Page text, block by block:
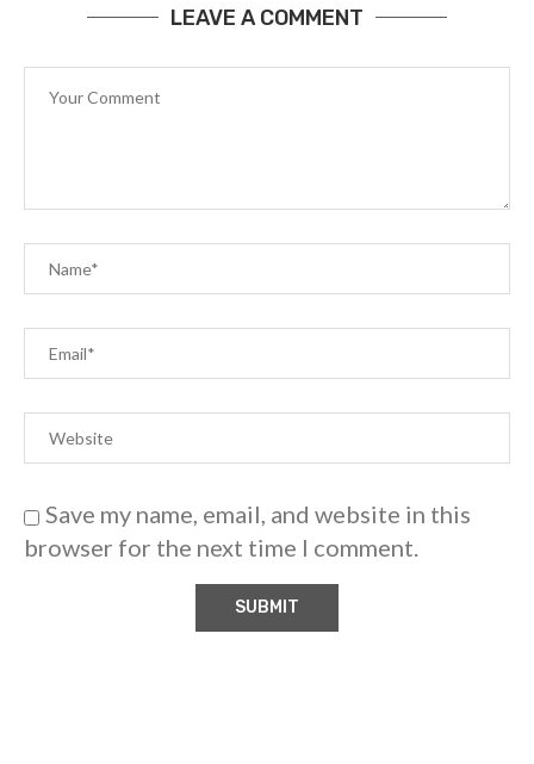
LEAVE A COMMENT
Save my name, email, and website in this
browser for the next time I comment.